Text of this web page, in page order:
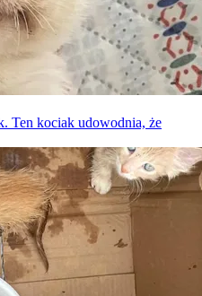
Ten kociak udowodnia, że